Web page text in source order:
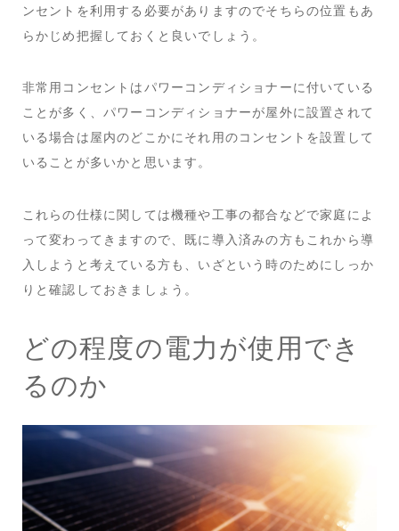
ンセントを利用する必要がありますのでそちらの位置もあ
らかじめ把握しておくと良いでしょう。
非常用コンセントはパワーコンディショナーに付いている
ことが多く、パワーコンディショナーが屋外に設置されて
いる場合は屋内のどこかにそれ用のコンセントを設置して
いることが多いかと思います。
これらの仕様に関しては機種や工事の都合などで家庭によ
って変わってきますので、既に導入済みの方もこれから導
入しようと考えている方も、いざという時のためにしっか
りと確認しておきましょう。
どの程度の電力が使用でき
るのか